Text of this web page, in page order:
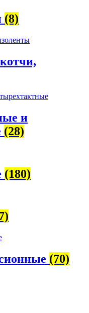
(8)
и
(28)
(180)
(70)